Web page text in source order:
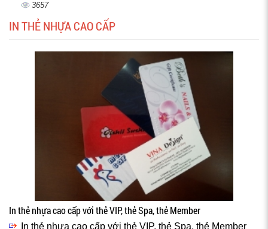
3657
IN THẺ NHỰA CAO CẤP
In thẻ nhựa cao cấp với thẻ VIP, thẻ Spa, thẻ Member
In thẻ nhựa cao cấp với thẻ VIP, thẻ Spa, thẻ Member